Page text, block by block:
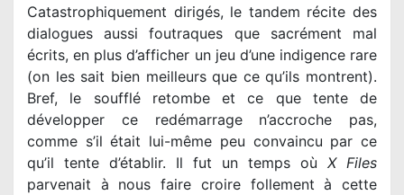
Catastrophiquement dirigés, le tandem récite des
dialogues aussi foutraques que sacrément mal
écrits, en plus d’afficher un jeu d’une indigence rare
(on les sait bien meilleurs que ce qu’ils montrent).
Bref, le soufflé retombe et ce que tente de
développer ce redémarrage n’accroche pas,
comme s’il était lui-même peu convaincu par ce
qu’il tente d’établir. Il fut un temps où X Files
parvenait à nous faire croire follement à cette